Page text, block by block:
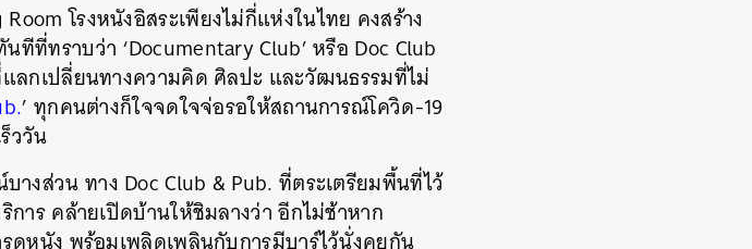
โรงหนังอิสระเพียงไม่กี่แห่งในไทย คงสร้าง
ที่ทราบว่า ‘Documentary Club’ หรือ Doc Club
ลกเปลี่ยนทางความคิด ศิลปะ และวัฒนธรรมที่ไม่
’ ทุกคนต่างก็ใจจดใจจ่อรอให้สถานการณ์โควิด-19
ววัน
างส่วน ทาง Doc Club & Pub. ที่ตระเตรียมพื้นที่ไว้
าร คล้ายเปิดบ้านให้ชิมลางว่า อีกไม่ช้าหาก